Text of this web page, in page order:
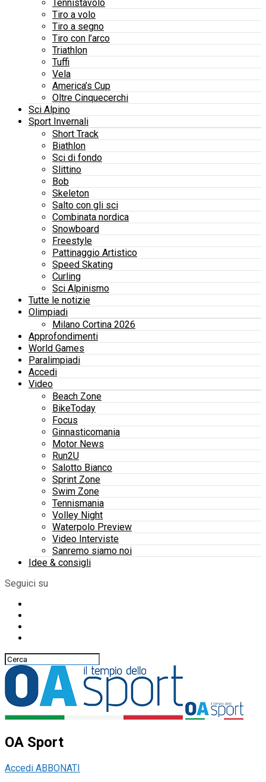
Tennistavolo
Tiro a volo
Tiro a segno
Tiro con l’arco
Triathlon
Tuffi
Vela
America’s Cup
Oltre Cinquecerchi
Sci Alpino
Sport Invernali
Short Track
Biathlon
Sci di fondo
Slittino
Bob
Skeleton
Salto con gli sci
Combinata nordica
Snowboard
Freestyle
Pattinaggio Artistico
Speed Skating
Curling
Sci Alpinismo
Tutte le notizie
Olimpiadi
Milano Cortina 2026
Approfondimenti
World Games
Paralimpiadi
Accedi
Video
Beach Zone
BikeToday
Focus
Ginnasticomania
Motor News
Run2U
Salotto Bianco
Sprint Zone
Swim Zone
Tennismania
Volley Night
Waterpolo Preview
Video Interviste
Sanremo siamo noi
Idee & consigli
Seguici su
OA Sport
Accedi ABBONATI